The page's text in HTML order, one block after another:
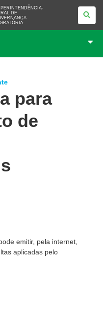
DE
para
de
emitir, pela internet,
aplicadas pelo